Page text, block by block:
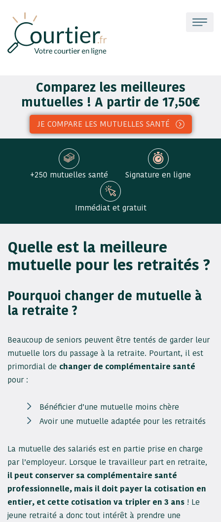
Comparez les meilleures
mutuelles ! A partir de 17,50€
JE COMPARE LES MUTUELLES SANTÉ
+250 mutuelles santé Signature en ligne
Immédiat et gratuit
Quelle est la meilleure
mutuelle pour les retraités ?
Pourquoi changer de mutuelle à
la retraite ?
Beaucoup de seniors peuvent être tentés de garder leur
mutuelle lors du passage à la retraite. Pourtant, il est
primordial de changer de complémentaire santé
pour :
Bénéficier d’une mutuelle moins chère
Avoir une mutuelle adaptée pour les retraités
La mutuelle des salariés est en partie prise en charge
par l’employeur. Lorsque le travailleur part en retraite,
il peut conserver sa complémentaire santé
professionnelle, mais il doit payer la cotisation en
entier, et cette cotisation va tripler en 3 ans ! Le
jeune retraité a donc tout intérêt à prendre une